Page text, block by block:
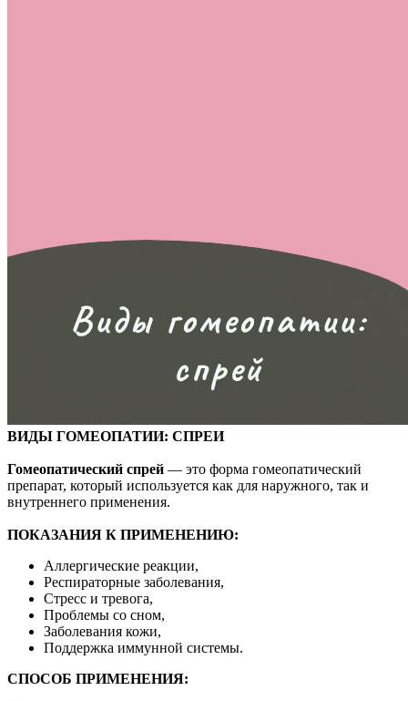
ВИДЫ ГОМЕОПАТИИ: СПРЕИ
Гомеопатический спрей — это форма гомеопатический
препарат, который используется как для наружного, так и
внутреннего применения.
ПОКАЗАНИЯ К ПРИМЕНЕНИЮ:
Аллергические реакции,
Респираторные заболевания,
Стресс и тревога,
Проблемы со сном,
Заболевания кожи,
Поддержка иммунной системы.
СПОСОБ ПРИМЕНЕНИЯ: